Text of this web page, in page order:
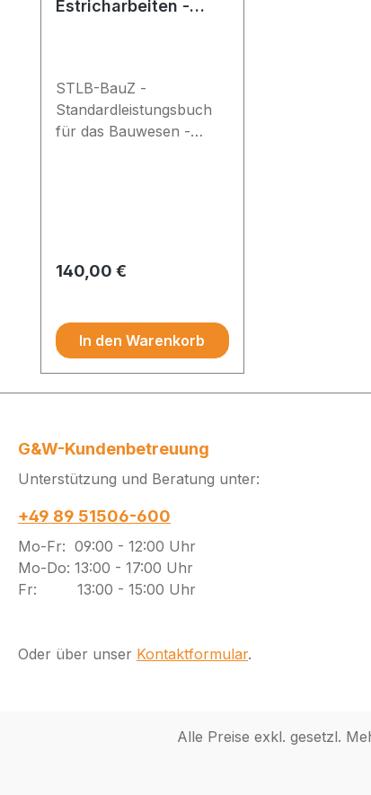
Estricharbeiten -
STLB-BauZ -
Standardleistungsbuch
für das Bauwesen -
Regulärer Preis:
140,00 €
In den Warenkorb
G&W-Kundenbetreuung
Unterstützung und Beratung unter:
+49 89 51506-600
Mo-Fr: 09:00 - 12:00 Uhr
Mo-Do: 13:00 - 17:00 Uhr
Fr: 13:00 - 15:00 Uhr
Oder über unser Kontaktformular.
Alle Preise exkl. gesetzl.